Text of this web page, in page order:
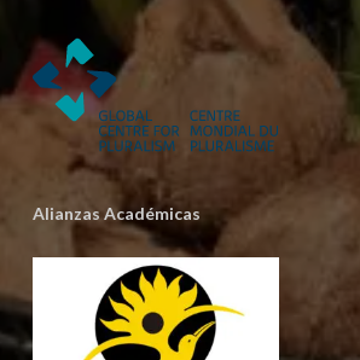
Alianzas Académicas